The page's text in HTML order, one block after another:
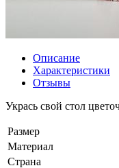
Описание
Характеристики
Отзывы
Укрась свой стол
Размер
Материал
Страна